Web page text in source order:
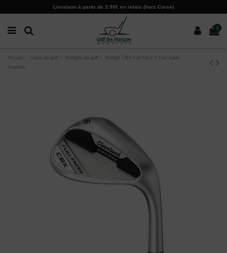
Livraison à partir de 3.90€ en relais (hors Corse)
0
Accueil Clubs de golf Wedges de golf
Wedge CBX Full Face 2 Tour Satin
Graphite
Paramètres des cookies